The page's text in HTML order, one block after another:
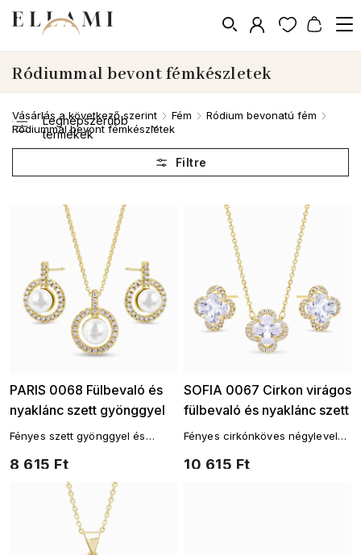
Vásárlás a következő szerint / Fém / Ródium bevonatú fém /
Ródiummal bevont fémkészletek
Ródiummal bevont fémkészletek
Legnépszerűbb
termékek
Legolcsóbb elöl
Legdrágább
ABC szerint
PARIS 0068 Fülbevaló és
nyaklánc szett gyönggyel
8 615 Ft
Fényes szett gyönggyel és
SOFIA 0067 Cirkon virágos
fülbevaló és nyaklánc szett
10 615 Ft
Fényes cirkónköves négylevelű